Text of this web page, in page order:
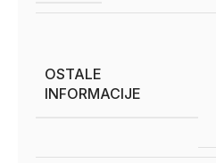
OSTALE
INFORMACIJE